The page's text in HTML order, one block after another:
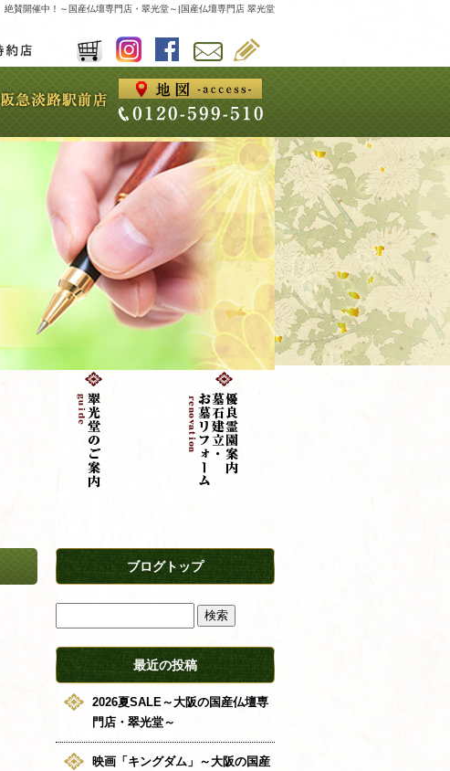
絶賛開催中！～国産仏壇専門店・翠光堂～|国産仏壇専門店 翠光堂
ブログトップ
最近の投稿
2026夏SALE～大阪の国産仏壇専
門店・翠光堂～
映画「キングダム」～大阪の国産